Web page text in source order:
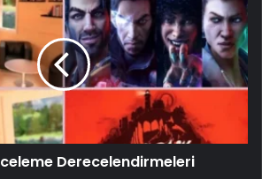
Derecelendirmeleri